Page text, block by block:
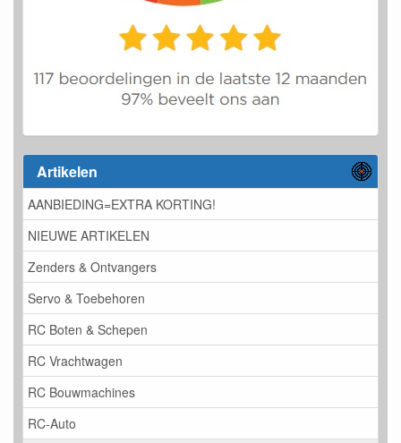
Artikelen
AANBIEDING=EXTRA KORTING!
NIEUWE ARTIKELEN
Zenders & Ontvangers
Servo & Toebehoren
RC Boten & Schepen
RC Vrachtwagen
RC Bouwmachines
RC-Auto